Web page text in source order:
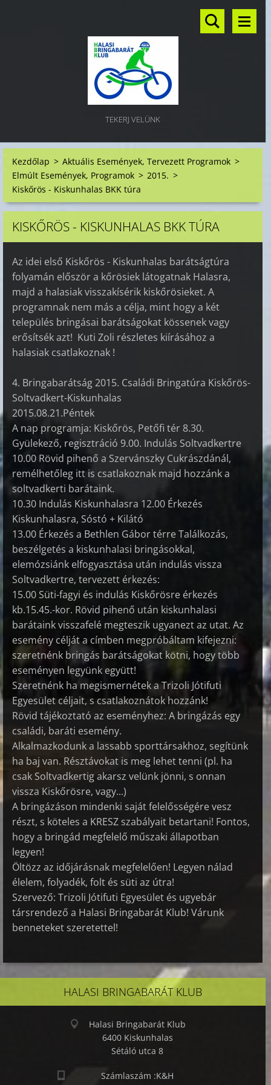
TEKERJ VELÜNK
Kezdőlap > Aktuális Események, Tervezett Programok >
Elmúlt Események, Programok > 2015. >
Kiskőrös - Kiskunhalas BKK túra
KISKŐRÖS - KISKUNHALAS BKK TÚRA
Az idei első Kiskőrös - Kiskunhalas barátságtúra
folyamán először a kőrösiek látogatnak Halasra,
majd a halasiak visszakísérik kiskőrösieket. A
programnak nem más a célja, mint hogy a két
település bringásai barátságokat kössenek vagy
erősítsék azt! Kuti Zoli részletes kiírásához a
halasiak csatlakoznak !
4. Bringabarátság 2015. Családi Bringatúra Kiskőrös-
Soltvadkert-Kiskunhalas
2015.08.21.Péntek
A nap programja: Kiskőrös, Petőfi tér 8.30.
Gyülekező, regisztráció 9.00. Indulás Soltvadkertre
10.00 Rövid pihenő a Szervánszky Cukrászdánál,
remélhetőleg itt is csatlakoznak majd hozzánk a
soltvadkerti barátaink.
10.30 Indulás Kiskunhalasra 12.00 Érkezés
Kiskunhalasra, Sóstó + Kilátó
13.00 Érkezés a Bethlen Gábor térre Találkozás,
beszélgetés a kiskunhalasi bringásokkal,
elemózsiánk elfogyasztása után indulás vissza
Soltvadkertre, tervezett érkezés:
15.00 Süti-fagyi és indulás Kiskőrösre érkezés
kb.15.45.-kor. Rövid pihenő után kiskunhalasi
barátaink visszafelé megteszik ugyanezt az utat. Az
esemény célját a címben megpróbáltam kifejezni:
szeretnénk bringás barátságokat kötni, hogy több
eseményen legyünk együtt!
Szeretnénk ha megismernétek a Trizoli Jótifuti
Egyesület céljait, s csatlakoznátok hozzánk!
Rövid tájékoztató az eseményhez: A bringázás egy
családi, baráti esemény.
Alkalmazkodunk a lassabb sporttársakhoz, segítünk
ha baj van. Résztávokat is meg lehet tenni (pl. ha
csak Soltvadkertig akarsz velünk jönni, s onnan
vissza Kiskőrösre, vagy...)
A bringázáson mindenki saját felelősségére vesz
részt, s köteles a KRESZ szabályait betartani! Fontos,
hogy a bringád megfelelő műszaki állapotban
legyen!
Öltözz az időjárásnak megfelelően! Legyen nálad
élelem, folyadék, folt és süti az útra!
Szervező: Trizoli Jótifuti Egyesület és ugyebár
társrendező a Halasi Bringabarát Klub! Várunk
benneteket szeretettel!
HALASI BRINGABARÁT KLUB
Halasi Bringabarát Klub
6400 Kiskunhalas
Sétáló utca 8
Számlaszám :K&H